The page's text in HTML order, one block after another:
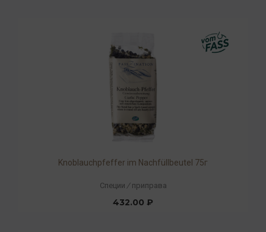
Knoblauchpfeffer im Nachfüllbeutel 75г
Специи / приправа
432.00 ₽